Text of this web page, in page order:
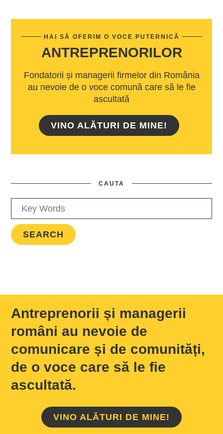
HAI SĂ OFERIM O VOCE PUTERNICĂ
ANTREPRENORILOR
Fondatorii și managerii firmelor din România
au nevoie de o voce comună care să le fie
ascultată
VINO ALĂTURI DE MINE!
CAUTA
Antreprenorii și managerii
români au nevoie de
comunicare și de comunități,
de o voce care să le fie
ascultată.
VINO ALĂTURI DE MINE!